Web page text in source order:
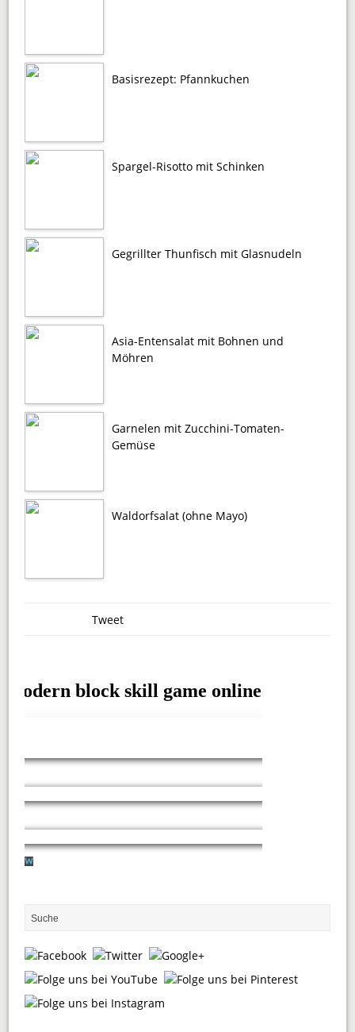
Basisrezept: Pfannkuchen
Spargel-Risotto mit Schinken
Gegrillter Thunfisch mit Glasnudeln
Asia-Entensalat mit Bohnen und
Möhren
Garnelen mit Zucchini-Tomaten-
Gemüse
Waldorfsalat (ohne Mayo)
Tweet